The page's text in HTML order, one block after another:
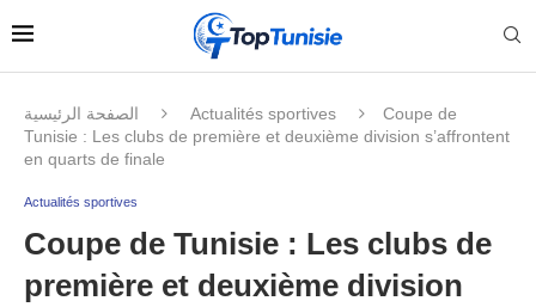
الصفحة الرئيسية Actualités sportives
Coupe de
Tunisie : Les clubs de première et deuxième division s’affrontent
en quarts de finale
Actualités sportives
Coupe de Tunisie : Les clubs de
première et deuxième division